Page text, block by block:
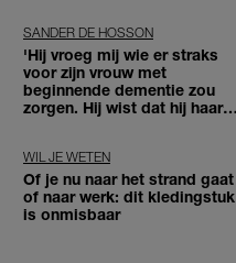
SANDER DE HOSSON
'Hij vroeg mij wie er straks
voor zijn vrouw met
beginnende dementie zou
zorgen. Hij wist dat hij haar
WIL JE WETEN
Of je nu naar het strand gaat
of naar werk: dit kledingstuk
is onmisbaar